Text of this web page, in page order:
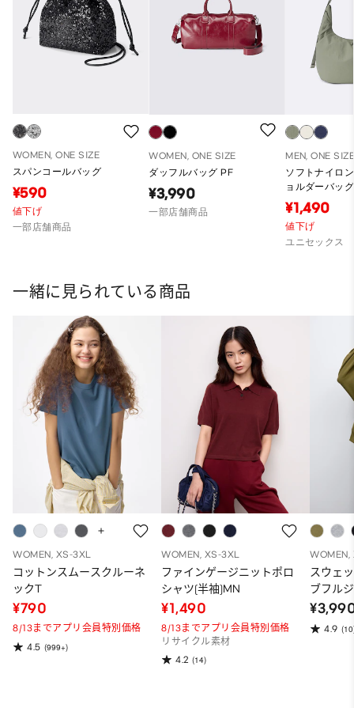
WOMEN, ONE SIZE
スパンコールバッグ
¥590
値下げ
一部店舗商品
WOMEN, ONE SIZE
ダッフルバッグ PF
¥3,990
一部店舗商品
MEN, ONE
ソフトナイロ
ョルダーバッグ
¥1,490
値下げ
ユニセックス
一緒に見られている商品
WOMEN, XS-3XL
コットンスムースクルーネ
ックT
¥790
8/13までアプリ会員特別価格
4.5 (999+)
WOMEN, XS-3XL
ファインゲージニットポロ
シャツ(半袖)MN
¥1,490
8/13までアプリ会員特別価格
リサイクル素材
4.2 (14)
WOMEN,
スウェ
ブフル
ーパー
ット）
4.9